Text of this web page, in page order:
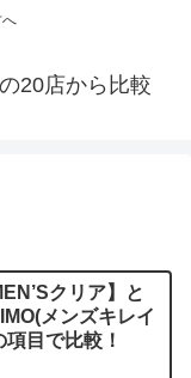
へ
20店から比較
クリア】と
メンズキレイ
目で比較！